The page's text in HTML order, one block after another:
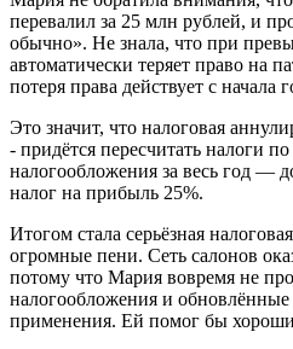
перевалил за 25 млн рублей, и
обычно». Не знала, что при
автоматически теряет право на
потеря права действует с начала
Это значит, что налоговая
- придётся пересчитать налоги
налогообложения за весь год —
налог на прибыль 25%.
Итогом стала серьёзная
огромные пени. Сеть салонов
потому что Мария вовремя не
налогообложения и обновлённые
применения. Ей помог бы